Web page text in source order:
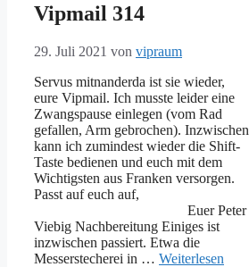
Vipmail 314
29. Juli 2021 von vipraum
Servus mitnanderda ist sie wieder,
eure Vipmail. Ich musste leider eine
Zwangspause einlegen (vom Rad
gefallen, Arm gebrochen). Inzwischen
kann ich zumindest wieder die Shift-
Taste bedienen und euch mit dem
Wichtigsten aus Franken versorgen.
Passt auf euch auf,
Euer Peter
Viebig Nachbereitung Einiges ist
inzwischen passiert. Etwa die
Messerstecherei in … Weiterlesen